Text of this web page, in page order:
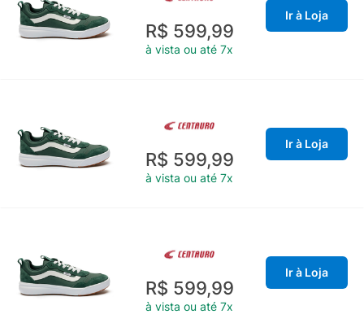
R$ 599,99
à vista ou até 7x
Ir à Loja
R$ 599,99
à vista ou até 7x
Ir à Loja
R$ 599,99
à vista ou até 7x
Ir à Loja